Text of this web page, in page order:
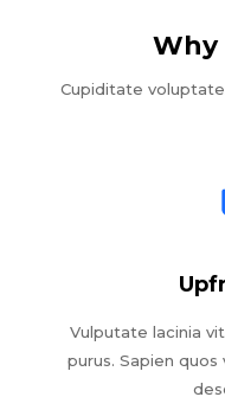
Why
Cupiditate
Vulputate lacinia
purus. Sapien quos